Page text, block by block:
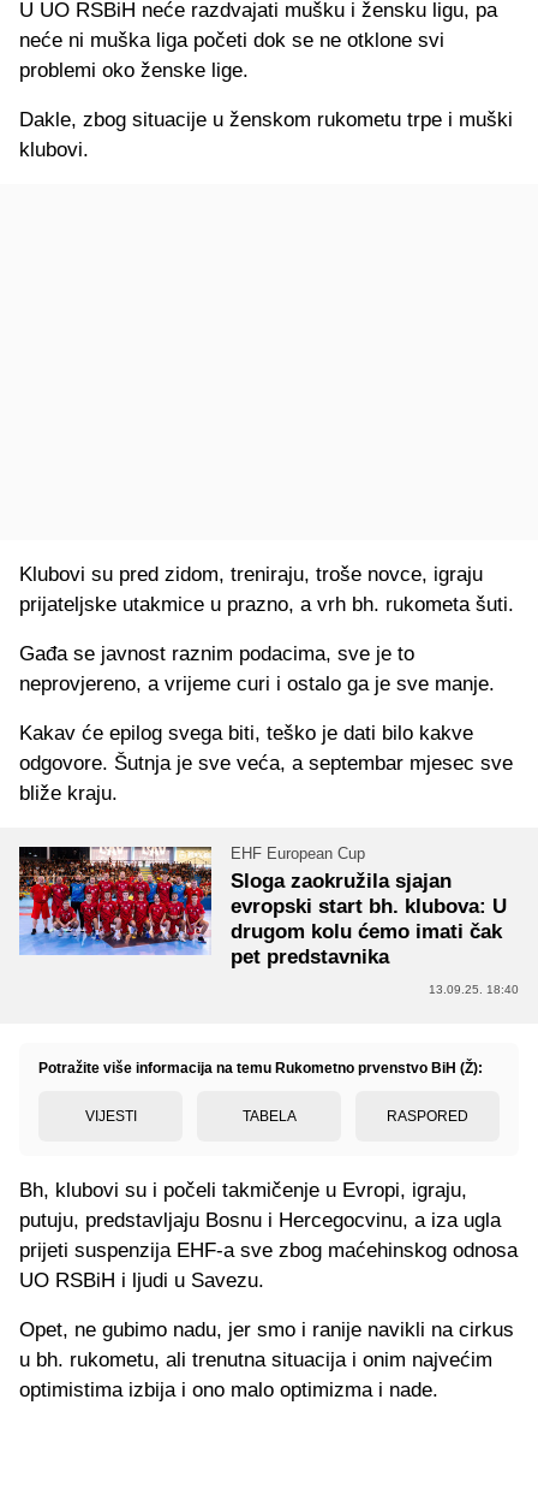
U UO RSBiH neće razdvajati mušku i žensku ligu, pa
neće ni muška liga početi dok se ne otklone svi
problemi oko ženske lige.
Dakle, zbog situacije u ženskom rukometu trpe i muški
klubovi.
Klubovi su pred zidom, treniraju, troše novce, igraju
prijateljske utakmice u prazno, a vrh bh. rukometa šuti.
Gađa se javnost raznim podacima, sve je to
neprovjereno, a vrijeme curi i ostalo ga je sve manje.
Kakav će epilog svega biti, teško je dati bilo kakve
odgovore. Šutnja je sve veća, a septembar mjesec sve
bliže kraju.
EHF European Cup
Sloga zaokružila sjajan
evropski start bh. klubova: U
drugom kolu ćemo imati čak
pet predstavnika
13.09.25. 18:40
Potražite više informacija na temu Rukometno prvenstvo BiH (Ž):
VIJESTI TABELA RASPORED
Bh, klubovi su i počeli takmičenje u Evropi, igraju,
putuju, predstavljaju Bosnu i Hercegocvinu, a iza ugla
prijeti suspenzija EHF-a sve zbog maćehinskog odnosa
UO RSBiH i ljudi u Savezu.
Opet, ne gubimo nadu, jer smo i ranije navikli na cirkus
u bh. rukometu, ali trenutna situacija i onim najvećim
optimistima izbija i ono malo optimizma i nade.